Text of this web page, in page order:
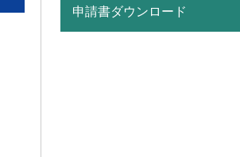
申請書ダウンロード